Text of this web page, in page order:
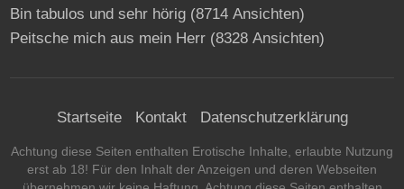
Bin tabulos und sehr hörig(8714 Ansichten)
Peitsche mich aus mein Herr(8328 Ansichten)
Startseite Kontakt Datenschutzerklärung
Achtung diese Seiten enthalten Erotische Inhalte, erlaubte Nutzung
erst ab 18! Für den Inhalt der Anzeigen und deren Webseiten